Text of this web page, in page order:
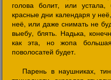
голова болит, или
красные дни календаря у
неё, или даже снимать не
выебу, блять. Надька,
как эта, но жопа
поволосатей будет.
Парень в наушниках,